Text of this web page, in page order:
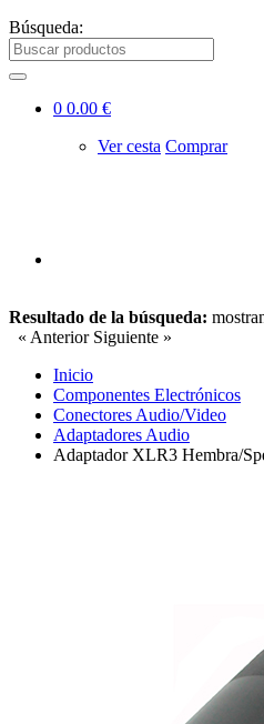
Búsqueda:
0 0.00 €
Ver cesta Comprar
Resultado de la búsqueda:
« Anterior Siguiente »
Inicio
Componentes Electrónicos
Conectores Audio/Video
Adaptadores Audio
Adaptador XLR3 Hembra/